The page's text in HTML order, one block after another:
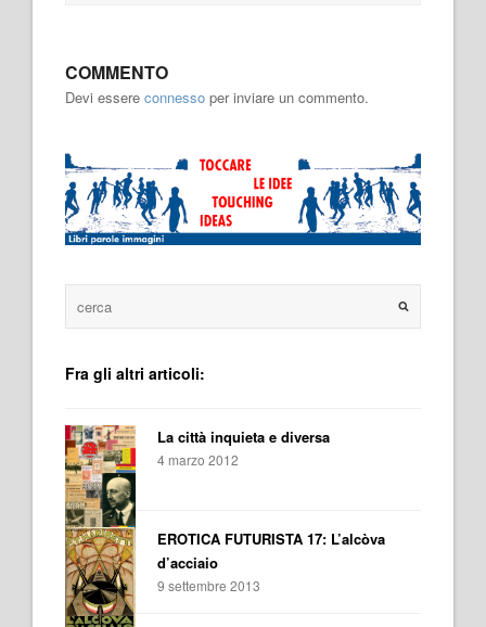
COMMENTO
Devi essere connesso per inviare un commento.
Fra gli altri articoli:
La città inquieta e diversa
4 marzo 2012
EROTICA FUTURISTA 17: L’alcòva
d’acciaio
9 settembre 2013